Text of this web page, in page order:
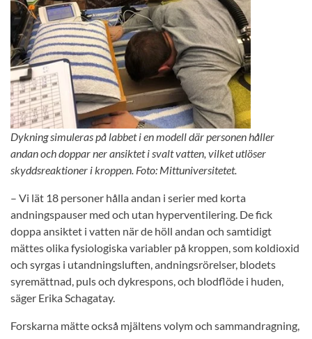
Dykning simuleras på labbet i en modell där personen håller
andan och doppar ner ansiktet i svalt vatten, vilket utlöser
skyddsreaktioner i kroppen. Foto: Mittuniversitetet.
– Vi lät 18 personer hålla andan i serier med korta
andningspauser med och utan hyperventilering. De fick
doppa ansiktet i vatten när de höll andan och samtidigt
mättes olika fysiologiska variabler på kroppen, som koldioxid
och syrgas i utandningsluften, andningsrörelser, blodets
syremättnad, puls och dykrespons, och blodflöde i huden,
säger Erika Schagatay.
Forskarna mätte också mjältens volym och sammandragning,